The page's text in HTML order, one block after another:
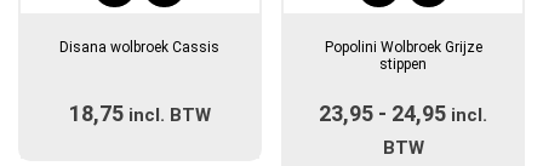
heeft
variaties.
Disana wolbroek Cassis
18,75 incl. BTW
heeft
variaties.
Deze
Popolini Wolbroek Grijze
stippen
23,95 - 24,95 incl.
BTW